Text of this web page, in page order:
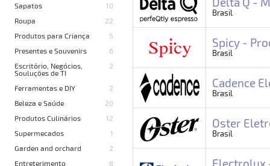
Sapatos
10
Roupa
22
Produtos para Criança
5
Presentes e Souvenirs
6
Escritório, Negócios,
Souluções de TI
2
Ferramentas e DIY
2
Beleza e Saúde
20
Produtos Culinários
12
Supermecados
1
Garden and orchard
2
Entreterimento
8
Brasil
Spicy -
Brasil
Cadence
Brasil
Oster
Brasil
Electrolux